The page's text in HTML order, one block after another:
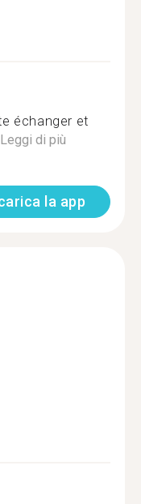
échanger et
Leggi di più
la app